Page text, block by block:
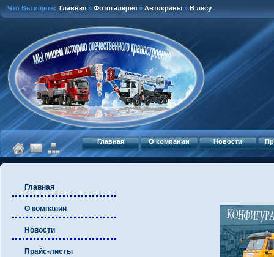
Что Вы ищете: Главная » Фотогалерея » Автокраны » В лесу
Главная О компании Новости
Главная
О компании
Новости
Прайс-листы